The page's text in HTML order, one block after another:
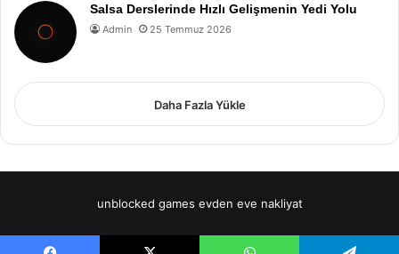
Salsa Derslerinde Hızlı Gelişmenin Yedi Yolu
Admin 25 Temmuz 2026
Daha Fazla Yükle
unblocked games evden eve nakliyat